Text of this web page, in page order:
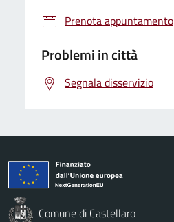
Prenota appuntamento
Problemi in città
Segnala disservizio
Comune di Castellaro